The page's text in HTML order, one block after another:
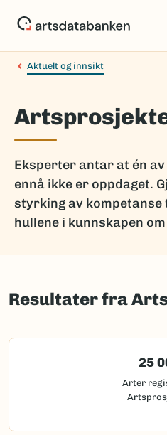
Aktuelt og innsikt
Eksperter antar at én
ennå ikke er oppdaget.
styrking av
hullene i kunnskapen
Resultater fra
25
Arter